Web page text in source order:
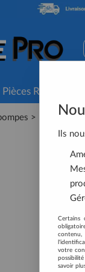
Pièces Route
>
Ils
Certains
contenu,
votre
savoir